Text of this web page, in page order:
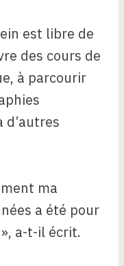
est libre de
des cours de
à parcourir
d’autres
ma
a été pour
a-t-il écrit.